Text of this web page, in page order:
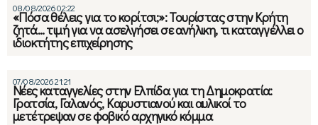
08/08/2026 02:22
«Πόσα θέλεις για το κορίτσι;»: Τουρίστας στην Κρήτη
ζητά… τιμή για να ασελγήσει σε ανήλικη, τι καταγγέλλει ο
ιδιοκτήτης επιχείρησης
07/08/2026 21:21
Νέες καταγγελίες στην Ελπίδα για τη Δημοκρατία:
Γρατσία, Γαλανός, Καρυστιανού και αυλικοί το
μετέτρεψαν σε φοβικό αρχηγικό κόμμα